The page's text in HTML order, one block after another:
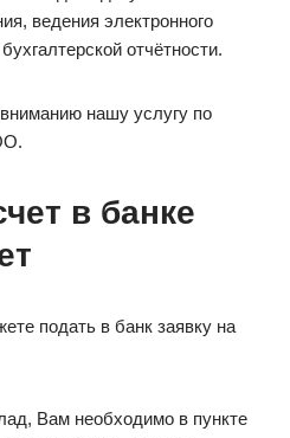
ведения электронного
отчётности.
нашу услугу по
в банке
подать в банк заявку на
Вам необходимо в пункте